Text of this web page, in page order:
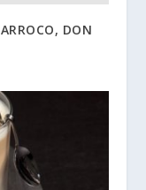
DON